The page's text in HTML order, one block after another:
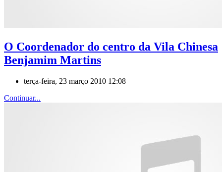
O Coordenador do centro da Vila Chinesa
Benjamim Martins
terça-feira, 23 março 2010 12:08
Continuar...